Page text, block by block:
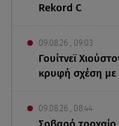
Rekord C
09.08.26 , 09:03
Γουίτνεϊ
κρυφή σχέση
09.08.26 , 08:44